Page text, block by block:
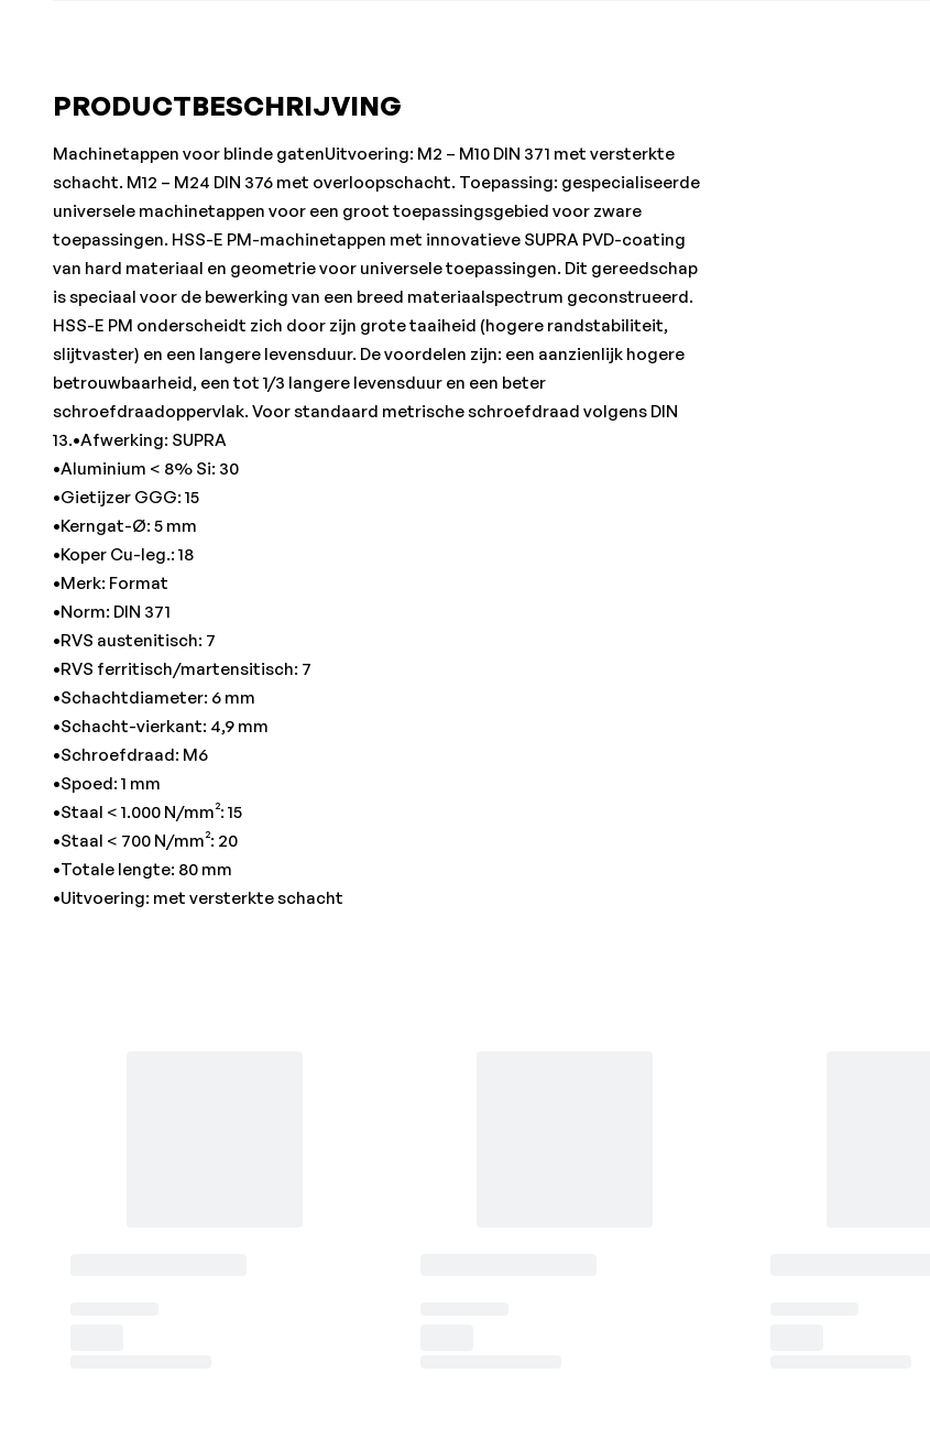
PRODUCTBESCHRIJVING
Machinetappen voor blinde gatenUitvoering: M2 – M10 DIN 371 met versterkte
schacht. M12 – M24 DIN 376 met overloopschacht. Toepassing: gespecialiseerde
universele machinetappen voor een groot toepassingsgebied voor zware
toepassingen. HSS-E PM-machinetappen met innovatieve SUPRA PVD-coating
van hard materiaal en geometrie voor universele toepassingen. Dit gereedschap
is speciaal voor de bewerking van een breed materiaalspectrum geconstrueerd.
HSS-E PM onderscheidt zich door zijn grote taaiheid (hogere randstabiliteit,
slijtvaster) en een langere levensduur. De voordelen zijn: een aanzienlijk hogere
betrouwbaarheid, een tot 1/3 langere levensduur en een beter
schroefdraadoppervlak. Voor standaard metrische schroefdraad volgens DIN
13.•Afwerking: SUPRA
•Aluminium < 8% Si: 30
•Gietijzer GGG: 15
•Kerngat-Ø: 5 mm
•Koper Cu-leg.: 18
•Merk: Format
•Norm: DIN 371
•RVS austenitisch: 7
•RVS ferritisch/martensitisch: 7
•Schachtdiameter: 6 mm
•Schacht-vierkant: 4,9 mm
•Schroefdraad: M6
•Spoed: 1 mm
•Staal < 1.000 N/mm²: 15
•Staal < 700 N/mm²: 20
•Totale lengte: 80 mm
•Uitvoering: met versterkte schacht